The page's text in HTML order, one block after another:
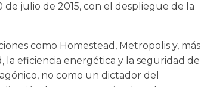
julio de 2015, con el despliegue de la
como Homestead, Metropolis y, más
eficiencia energética y la seguridad de
no como un dictador del